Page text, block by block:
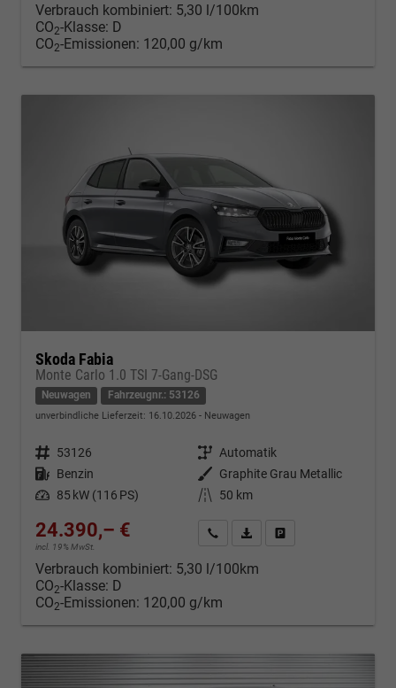
Verbrauch kombiniert: 5,30 l/100km
CO2-Klasse: D
CO2-Emissionen: 120,00 g/km
Skoda Fabia
Monte Carlo 1.0 TSI 7-Gang-DSG
Neuwagen Fahrzeugnr.: 53126
unverbindliche Lieferzeit: 16.10.2026 Neuwagen
Fahrzeugnr. 53126 Getriebe Automatik
Kraftstoff Benzin Außenfarbe Graphite Grau Metallic
Leistung 85 kW (116 PS) Kilometerstand 50 km
24.390,– €
incl. 19% MwSt.
Kontakt & Angebot anfordern
PDF-Datei, Fahrzeugexposé
Verbrauch kombiniert: 5,30 l/100km
CO2-Klasse: D
CO2-Emissionen: 120,00 g/km